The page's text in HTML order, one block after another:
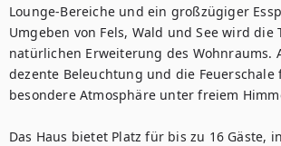
Lounge-Bereiche und ein großzügiger
Umgeben von Fels, Wald und See wird die
natürlichen Erweiterung des Wohnraums.
dezente Beleuchtung und die
besondere Atmosphäre unter freiem
Das Haus bietet Platz für bis zu 16 Gäste,